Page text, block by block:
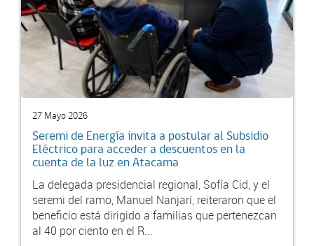
27 Mayo 2026
Seremi de Energía invita a postular al Subsidio
Eléctrico para acceder a descuentos en la
cuenta de la luz en Atacama
La delegada presidencial regional, Sofía Cid, y el
seremi del ramo, Manuel Nanjarí, reiteraron que el
beneficio está dirigido a familias que pertenezcan
al 40 por ciento en el R...